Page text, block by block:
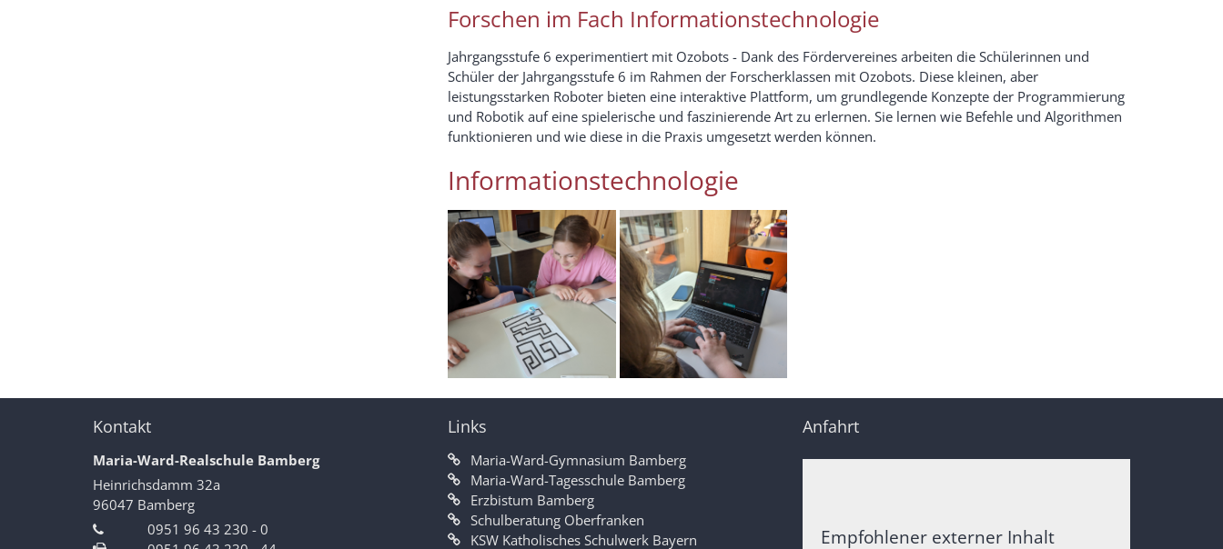
Forschen im Fach Informationstechnologie
Jahrgangsstufe 6 experimentiert mit Ozobots - Dank des Fördervereines arbeiten die Schülerinnen und
Schüler der Jahrgangsstufe 6 im Rahmen der Forscherklassen mit Ozobots. Diese kleinen, aber
leistungsstarken Roboter bieten eine interaktive Plattform, um grundlegende Konzepte der Programmierung
und Robotik auf eine spielerische und faszinierende Art zu erlernen. Sie lernen wie Befehle und Algorithmen
funktionieren und wie diese in die Praxis umgesetzt werden können.
Informationstechnologie
Kontakt
Maria-Ward-Realschule Bamberg
Heinrichsdamm 32a
96047 Bamberg
0951 96 43 230 - 0
Links
Maria-Ward-Gymnasium Bamberg
Maria-Ward-Tagesschule Bamberg
Erzbistum Bamberg
Schulberatung Oberfranken
KSW Katholisches Schulwerk Bayern
Anfahrt
Empfohlener externer Inhalt